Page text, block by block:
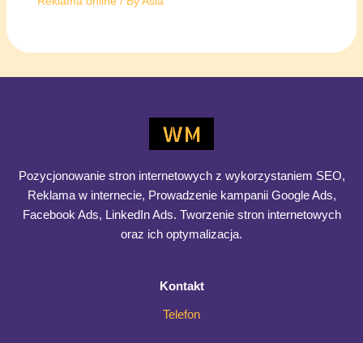
Pozycjonowanie stron internetowych z wykorzystaniem SEO,
Reklama w internecie, Prowadzenie kampanii Google Ads,
Facebook Ads, LinkedIn Ads. Tworzenie stron internetowych
oraz ich optymalizacja.
Kontakt
Telefon